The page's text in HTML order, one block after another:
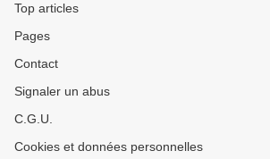
Top articles
Pages
Contact
Signaler un abus
C.G.U.
Cookies et données personnelles